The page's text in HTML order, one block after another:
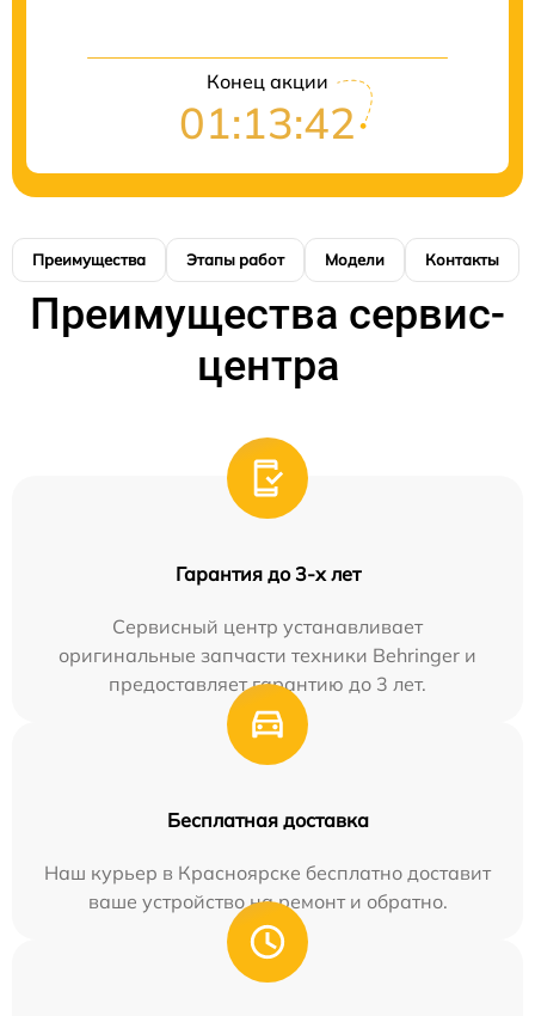
Конец акции
01:13:42
Преимущества Этапы работ Модели Контакты
Преимущества сервис-
центра
Гарантия до 3-х лет
Сервисный центр устанавливает
оригинальные запчасти техники Behringer и
предоставляет гарантию до 3 лет.
Бесплатная доставка
Наш курьер в Красноярске бесплатно доставит
ваше устройство на ремонт и обратно.